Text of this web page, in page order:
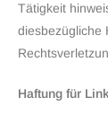
Tätigkeit
diesbezügliche
Haftung für